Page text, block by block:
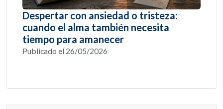
Despertar con ansiedad o tristeza:
cuando el alma también necesita
tiempo para amanecer
Publicado el 26/05/2026